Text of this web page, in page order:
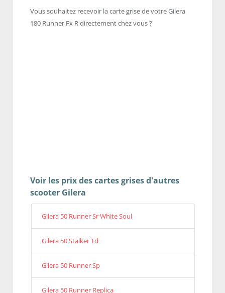
Vous souhaitez recevoir la carte grise de votre Gilera
180 Runner Fx R directement chez vous ?
Voir les prix des cartes grises d'autres
scooter Gilera
Gilera 50 Runner Sr White Soul
Gilera 50 Stalker Td
Gilera 50 Runner Sp
Gilera 50 Runner Replica